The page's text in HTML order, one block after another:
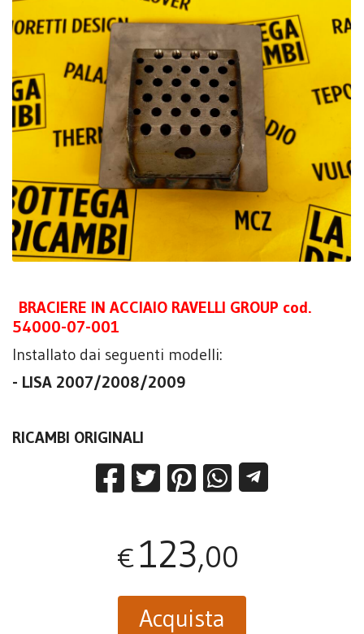
BRACIERE IN ACCIAIO RAVELLI GROUP cod.
54000-07-001
Installato dai seguenti modelli:
- LISA 2007/2008/2009
RICAMBI ORIGINALI
€123,00
Acquista